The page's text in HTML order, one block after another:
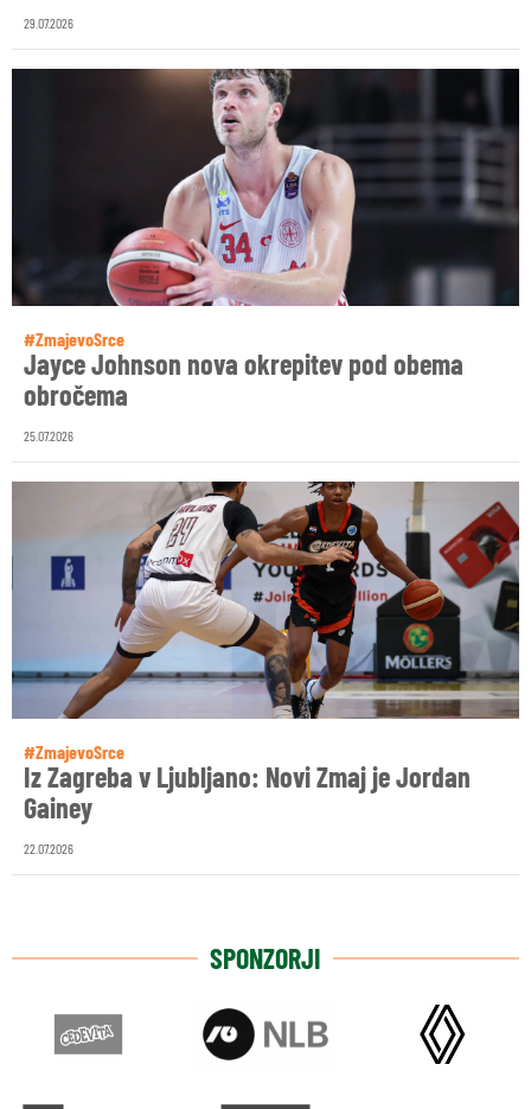
29.07.2026
#ZmajevoSrce
Jayce Johnson nova okrepitev pod obema
obročema
25.07.2026
#ZmajevoSrce
Iz Zagreba v Ljubljano: Novi Zmaj je Jordan
Gainey
22.07.2026
SPONZORJI